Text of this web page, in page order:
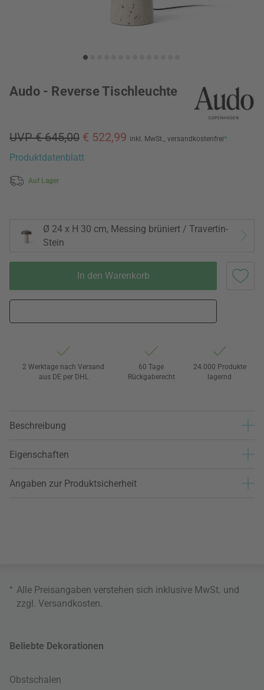
Audo - Reverse Tischleuchte
UVP € 645,00 € 522,99 inkl. MwSt., versandkostenfrei*
Produktdatenblatt
Auf Lager
Ø 24 x H 30 cm, Messing brüniert / Travertin-
Stein
In den Warenkorb
2 Werktage nach Versand
aus DE per DHL
60 Tage
Rückgaberecht
24.000 Produkte
lagernd
Beschreibung
Eigenschaften
Angaben zur Produktsicherheit
* Alle Preisangaben verstehen sich inklusive MwSt. und
zzgl. Versandkosten.
Beliebte Dekorationen
Obstschalen